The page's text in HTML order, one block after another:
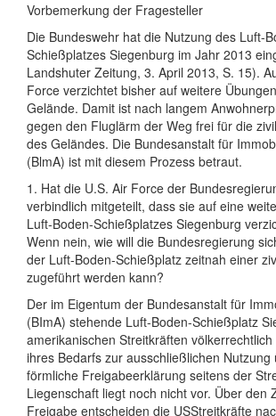
Vorbemerkung der Fragesteller
Die Bundeswehr hat die Nutzung des Luft-
Schießplatzes Siegenburg im Jahr 2013
Landshuter Zeitung, 3. April 2013, S. 15).
Force verzichtet bisher auf weitere
Gelände. Damit ist nach langem
gegen den Fluglärm der Weg frei für die
des Geländes. Die Bundesanstalt für
(BlmA) ist mit diesem Prozess betraut.
1. Hat die U.S. Air Force der
verbindlich mitgeteilt, dass sie auf eine
Luft-Boden-Schießplatzes Siegenburg
Wenn nein, wie will die Bundesregierung
der Luft-Boden-Schießplatz zeitnah einer
zugeführt werden kann?
Der im Eigentum der Bundesanstalt für
(BImA) stehende Luft-Boden-Schießplatz
amerikanischen Streitkräften
ihres Bedarfs zur ausschließlichen Nutzung
förmliche Freigabeerklärung seitens der
Liegenschaft liegt noch nicht vor. Über den
Freigabe entscheiden die USStreitkräfte